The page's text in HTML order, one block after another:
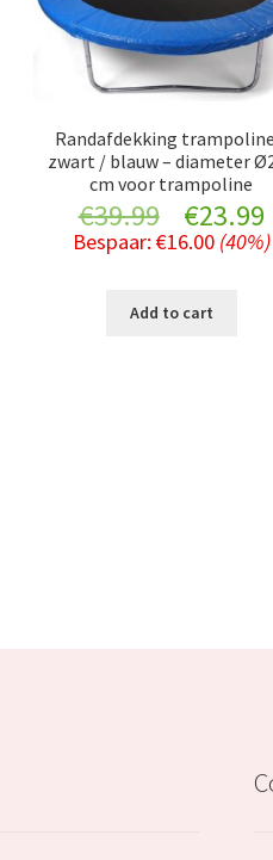
Randafdekking
zwart / blauw – diameter
cm voor trampoline
€39.99
Original
price
was:
€23.99
Bespaar: €16.00 (40%)
Add to cart